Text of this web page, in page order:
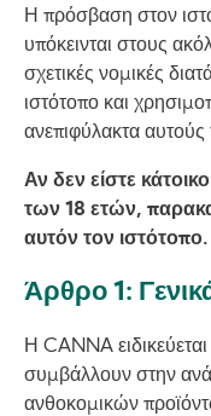
Η πρόσβαση στον
υπόκεινται στους
σχετικές νομικές
ιστότοπο και
ανεπιφύλακτα
Αν δεν είστε
των 18 ετών,
αυτόν τον ιστότοπο.
Άρθρο 1:
Η CANNA
συμβάλλουν στην
ανθοκομικών